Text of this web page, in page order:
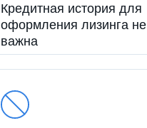
Кредитная история для
оформления лизинга не
важна